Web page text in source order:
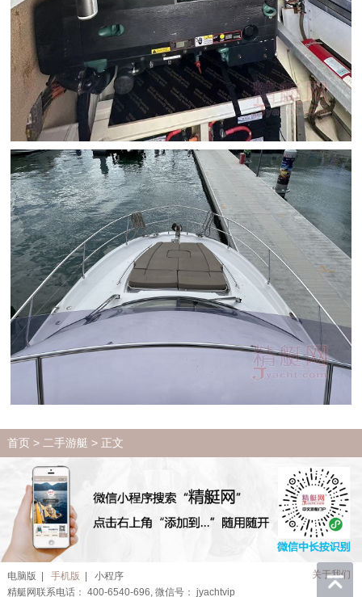
首页> 二手游艇 > 正文
电脑版 手机版 小程序
关于我们
精艇网联系电话： 400-6540-696, 微信号： jyachtvip